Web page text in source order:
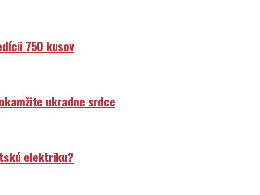
750 kusov
ukradne srdce
elektriku?